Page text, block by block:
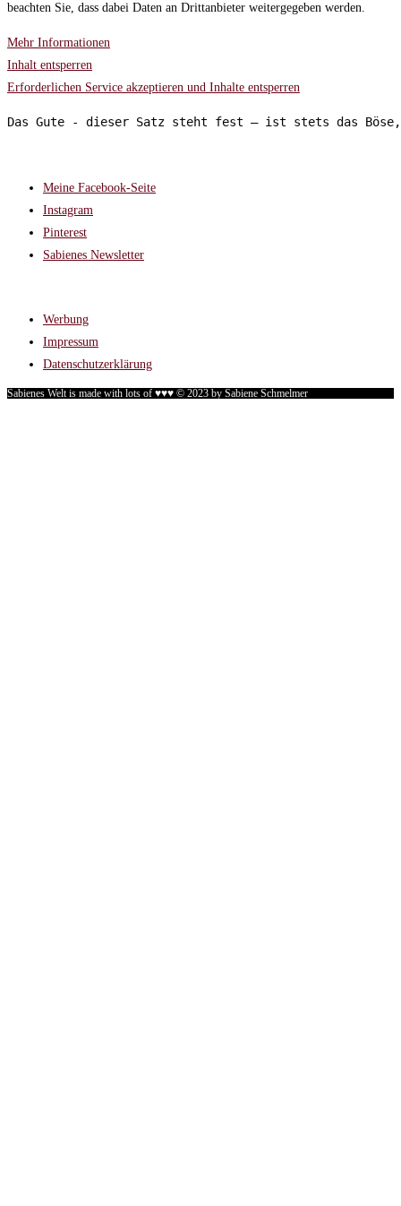
beachten Sie, dass dabei Daten an Drittanbieter weitergegeben werden.
Mehr Informationen
Inhalt entsperren
Erforderlichen Service akzeptieren und Inhalte entsperren
Das Gute - dieser Satz steht fest – ist stets das Böse,
Meine Facebook-Seite
Instagram
Pinterest
Sabienes Newsletter
Werbung
Impressum
Datenschutzerklärung
Sabienes Welt is made with lots of ♥♥♥ © 2023 by Sabiene Schmelmer